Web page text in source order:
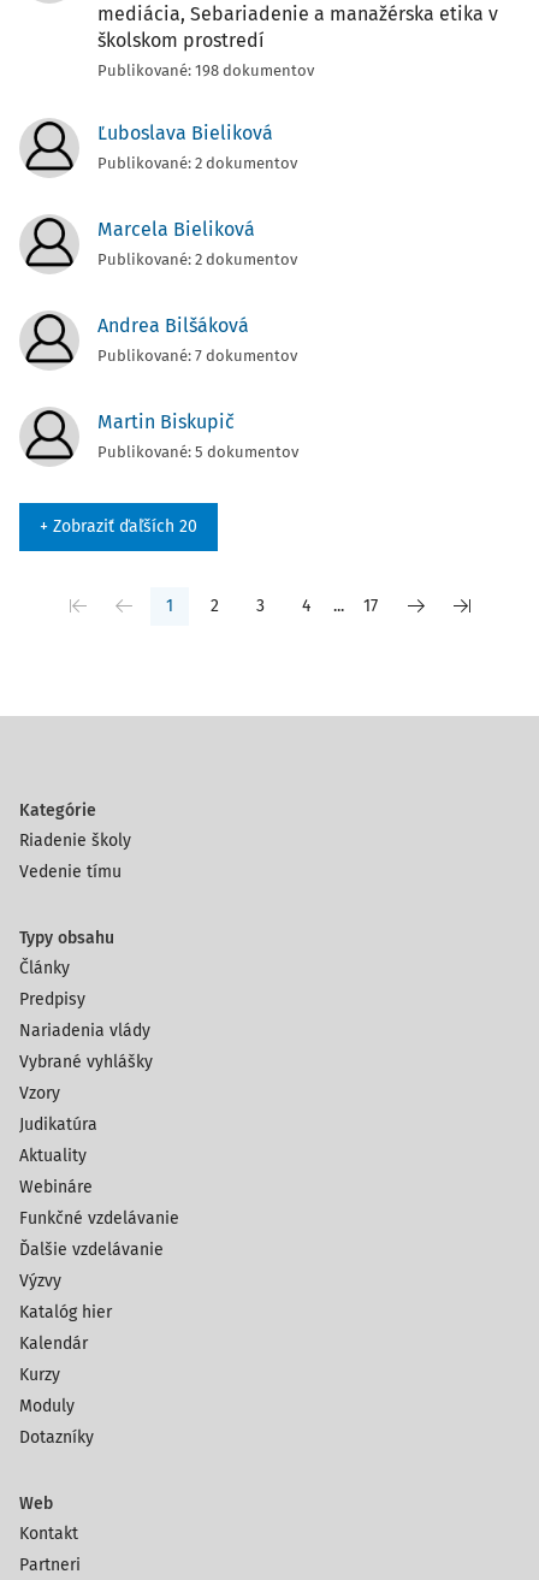
mediácia, Sebariadenie a manažérska etika v
školskom prostredí
Publikované: 198 dokumentov
Ľuboslava Bieliková
Publikované: 2 dokumentov
Marcela Bieliková
Publikované: 2 dokumentov
Andrea Bilšáková
Publikované: 7 dokumentov
Martin Biskupič
Publikované: 5 dokumentov
+ Zobraziť ďaľších 20
1 2 3 4 ... 17
Kategórie
Riadenie školy
Vedenie tímu
Typy obsahu
Články
Predpisy
Nariadenia vlády
Vybrané vyhlášky
Vzory
Judikatúra
Aktuality
Webináre
Funkčné vzdelávanie
Ďalšie vzdelávanie
Výzvy
Katalóg hier
Kalendár
Kurzy
Moduly
Dotazníky
Web
Kontakt
Partneri